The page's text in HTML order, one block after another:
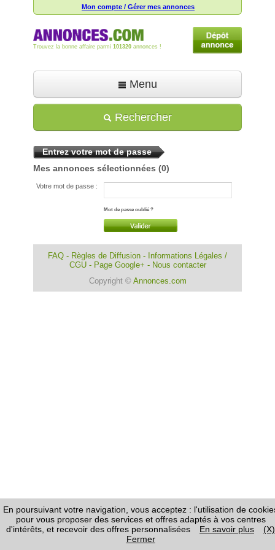
Mon compte / Gérer mes annonces
Trouvez la bonne affaire parmi 101320 annonces !
Menu
Déposer une annonce
Toutes les annonces
Aide
Rechercher
Entrez votre mot de passe
Mes annonces sélectionnées (0)
Votre mot de passe :
Mot de passe oublié ?
FAQ - Règles de Diffusion - Informations Légales /
CGU- Page Google+ - Nous contacter
Copyright © Annonces.com
En poursuivant votre navigation, vous acceptez : l'utilisation de
pour vous proposer des services et offres adaptés à vos centres
d'intérêts, et recevoir des offres personnalisées
En savoir plus
(X)
Fermer